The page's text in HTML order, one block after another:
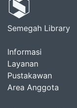
Semegah Library
Informasi
Layanan
Pustakawan
Area Anggota